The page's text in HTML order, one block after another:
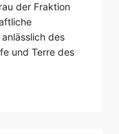
der Fraktion
des
und Terre des